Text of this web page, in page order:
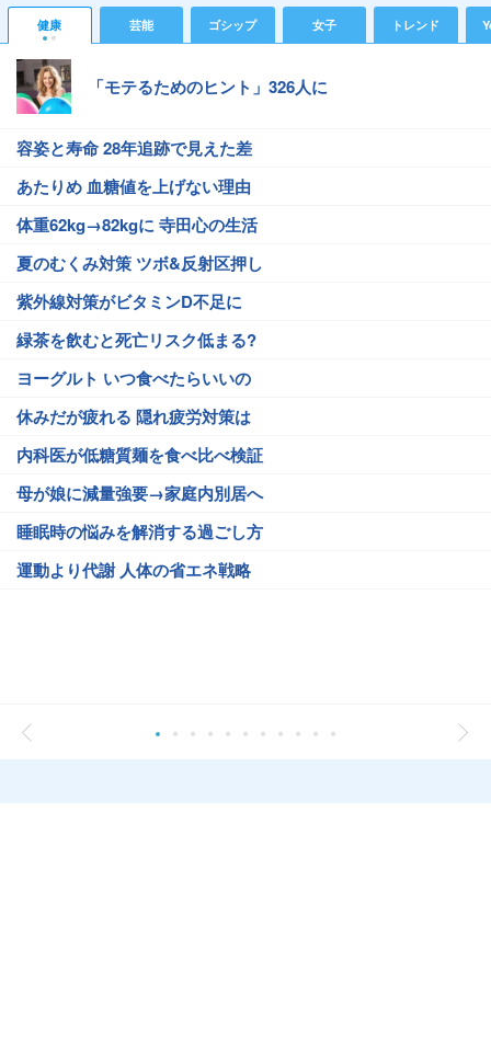
健康 芸能 ゴシップ 女子 トレンド
「モテるためのヒント」326人に
容姿と寿命 28年追跡で見えた差
あたりめ 血糖値を上げない理由
体重62kg→82kgに 寺田心の生活
夏のむくみ対策 ツボ&反射区押し
紫外線対策がビタミンD不足に
緑茶を飲むと死亡リスク低まる?
ヨーグルト いつ食べたらいいの
休みだが疲れる 隠れ疲労対策は
内科医が低糖質麺を食べ比べ検証
母が娘に減量強要→家庭内別居へ
睡眠時の悩みを解消する過ごし方
運動より代謝 人体の省エネ戦略